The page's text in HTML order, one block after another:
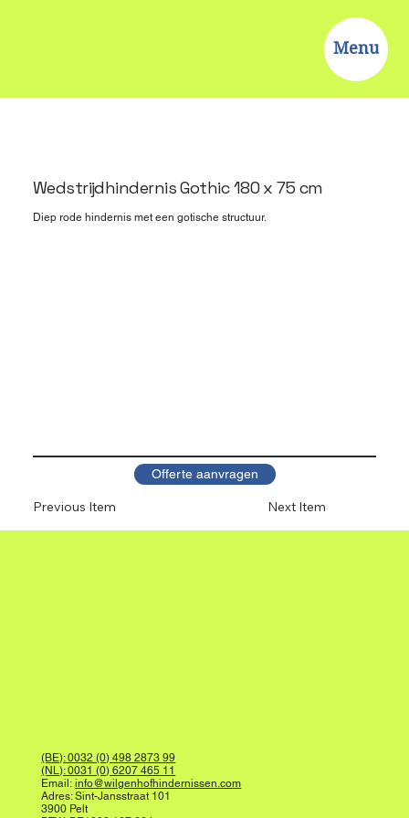
Menu
Wedstrijdhindernis Gothic 180 x 75 cm
Diep rode hindernis met een gotische structuur.
Next Item
Previous Item
Offerte aanvragen
(BE): 0032 (0) 498 2873 99
(NL): 0031 (0) 6207 465 11
Email:info@wilgenhofhindernissen.com
Adres: Sint-Jansstraat 101
3900 Pelt